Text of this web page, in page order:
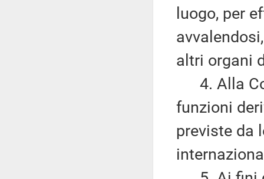
luogo, per
altri organi
4. Alla
funzioni
previste da